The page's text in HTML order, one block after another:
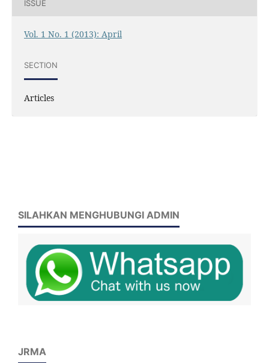
ISSUE
Vol. 1 No. 1 (2013): April
SECTION
Articles
SILAHKAN MENGHUBUNGI ADMIN
JRMA